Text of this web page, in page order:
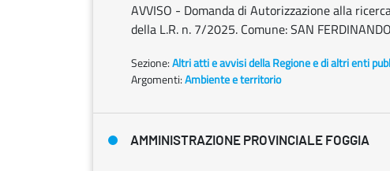
AVVISO - Domanda di Autorizzazione alla
della L.R. n. 7/2025. Comune: SAN
Sezione:Altri atti e avvisi della Regione e di altri enti
Argomenti:Ambiente e territorio
AMMINISTRAZIONE PROVINCIALE FOGGIA